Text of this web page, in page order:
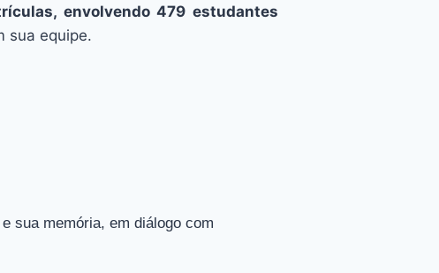
envolvendo 479 estudantes
sua equipe.
sua memória, em diálogo com